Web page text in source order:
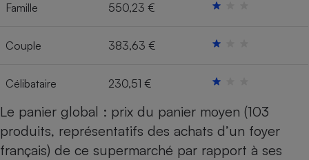
Famille 550,23 €
Couple 383,63 €
Célibataire 230,51 €
Le panier global : prix du panier moyen (103
produits, représentatifs des achats d’un foyer
français) de ce supermarché par rapport à ses